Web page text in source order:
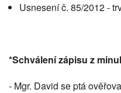
Usnesení č. 85/2012 -
*Schválení zápisu z
- Mgr. David se ptá